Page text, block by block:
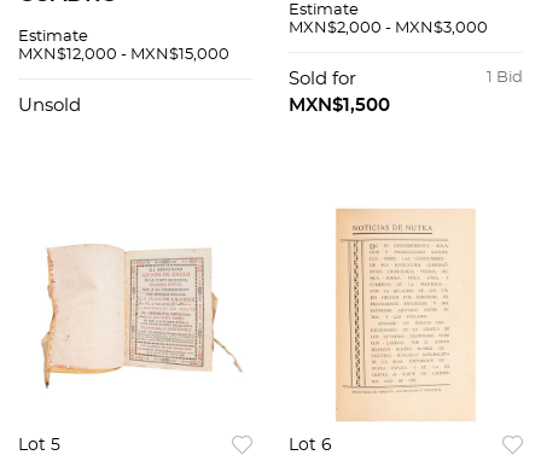
COMPARATIVO DE
INDÍGENAS DE
Estimate
MXN$12,000 - MXN$15,000
Unsold
SOBRE LA PINTURA
ÉPOCA COLONIAL.
MÉXICO, 1923
Estimate
MXN$2,000 - MXN$3,000
1 Bid
Sold for
MXN$1,500
Lot 5 Lot 6